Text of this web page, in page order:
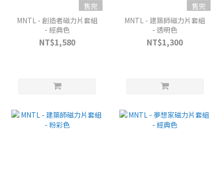
售完
MNTL - 創造者磁力片套組
- 經典色
NT$1,580
售完
MNTL - 建築師磁力片套組
- 透明色
NT$1,300